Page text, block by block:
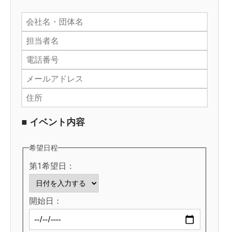
■ イベント内容
希望日程
第1希望日：
開始日：